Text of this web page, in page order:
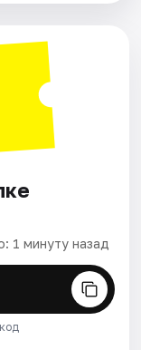
1 минуту назад